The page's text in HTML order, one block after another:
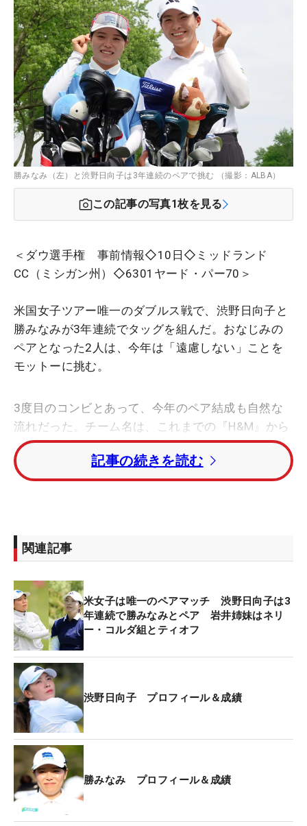
勝みなみ（左）と渋野日向子は3年連続のペアで挑む （撮影：ALBA）
この記事の写真1枚を見る
＜ダウ選手権 事前情報◇10日◇ミッドランド
CC（ミシガン州）◇6301ヤード・パー70＞
米国女子ツアー唯一のダブルス戦で、渋野日向子と
勝みなみが3年連続でタッグを組んだ。おなじみの
ペアとなった2人は、今年は「遠慮しない」ことを
モットーに挑む。
3度目のコンビとあって、今年のペア結成も自然な
流れだった。チーム名は、これまでの『H&M』から
互いの名前を組み合わせた『HinaMina』（ひなみ
な）に変更。入場曲には、ダンスボーカルグループ
M!LK（ミルク）の「好きすぎて滅！」を選んだ。
特に渋野のほうがその傾向が強いという。「私も迷
惑をかけることもある」と話す勝。今年は余計な気
初日と3日目は、1つのボールを交互に打つフォアサ
ム形式で行われる。その際、どちらのボールを使用
するかも戦略のポイントになる。2人ともダンロッ
プのボールを使用しており、これまで何度も一緒に
プレーしてきたことから互いのボール特性も把握済
み。今年も勝が使用する『スリクソン Zスター ダイ
ヤモンド』を採用した。
フォアサムでは、奇数ホールと偶数ホールでティシ
ョットの担当を分ける必要があるが、その役割分担
はまだ決めていない。渋野は「勝っちゃん（勝）が
飛ばしてくれるので、パー5のティショットを打っ
記事の続きを読む
関連記事
米女子は唯一のペアマッチ 渋野日向子は3
年連続で勝みなみとペア 岩井姉妹はネリ
ー・コルダ組とティオフ
渋野日向子 プロフィール＆成績
勝みなみ プロフィール＆成績